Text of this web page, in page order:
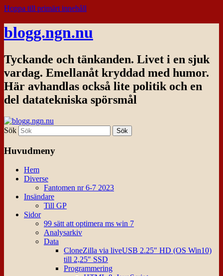
Hoppa till primärt innehåll
blogg.ngn.nu
Tyckande och tänkanden. Livet i en sjuk
vardag. Emellanåt kryddad med humor.
Här avhandlas också lite politik och en
del datatekniska spörsmål
Sök
Huvudmeny
Hem
Diverse
Fantomen nr 6-7 2023
Insändare
Till GP
Sidor
99 sätt att optimera ms win 7
Analysarkiv
Data
CloneZilla via liveUSB 2.25″ HD (OS Win10)
till 2,25″ SSD
Programmering